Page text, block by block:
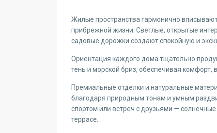
Жилые пространства гармонично
прибрежной жизни. Светлые, открытые
садовые дорожки создают спокойную и
Ориентация каждого дома тщательно
тень и морской бриз, обеспечивая
Премиальные отделки и натуральные
благодаря природным тонам и умным
спортом или встреч с друзьями —
террасе.